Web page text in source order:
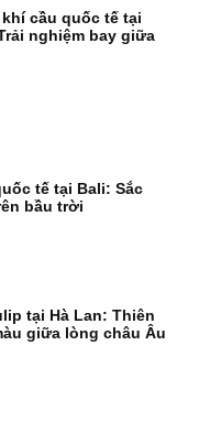
cầu quốc tế tại
nghiệm bay giữa
tế tại Bali: Sắc
bầu trời
tại Hà Lan: Thiên
giữa lòng châu Âu